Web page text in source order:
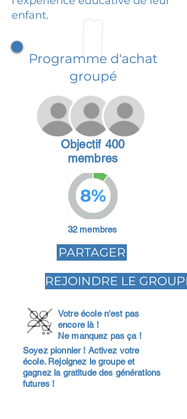
enfant.
Programme d'achat
groupé
Objectif 400
membres
8%
32 membres
PARTAGER
REJOINDRE LE GROUPE
Votre école n'est pas
encore là !
Ne manquez pas ça !
Soyez pionnier ! Activez votre
école. Rejoignez le groupe et
gagnez la gratitude des générations
futures !